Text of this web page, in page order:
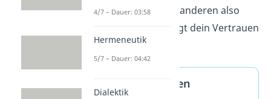
enttäuscht. Du solltest anderen also
großzügig, aber überlegt dein Vertrauen
schenken.
Definition Vertrauen
4/7 – Dauer: 03:58
Hermeneutik
5/7 – Dauer: 04:42
Dialektik